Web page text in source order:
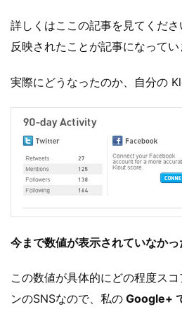
詳しくはここの記事を見てくだ
反映されたことが記事になってい
実際にどうなったのか、自分の
今まで数値が表示されていなか
この数値が具体的にどの程度ス
ンのSNSなので、私の Google+